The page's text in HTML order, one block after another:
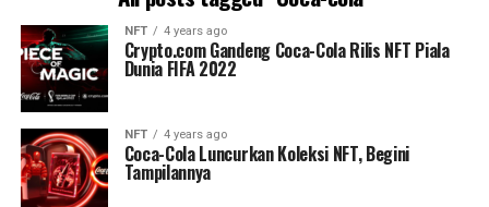
NFT 4 years ago
Crypto.com Gandeng Coca-Cola Rilis NFT Piala
Dunia FIFA 2022
NFT 4 years ago
Coca-Cola Luncurkan Koleksi NFT, Begini
Tampilannya